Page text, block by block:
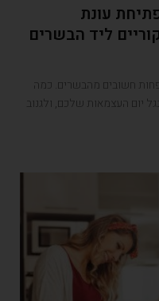
עונת
ליד הבשרים
חשובים מהבשרים. כמה
יום העצמאות שלכם, ולגנוב